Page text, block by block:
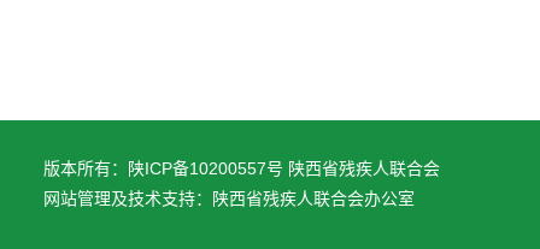
版本所有：陕ICP备10200557号 陕西省残疾人联合会
网站管理及技术支持：陕西省残疾人联合会办公室